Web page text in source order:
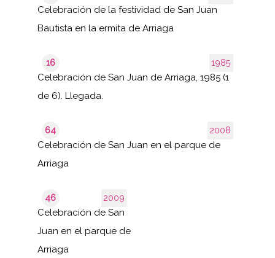
Celebración de la festividad de San Juan
Bautista en la ermita de Arriaga
1985
16
Celebración de San Juan de Arriaga, 1985 (1
de 6). Llegada.
2008
64
Celebración de San Juan en el parque de
Arriaga
2009
46
Celebración de San
Juan en el parque de
Arriaga